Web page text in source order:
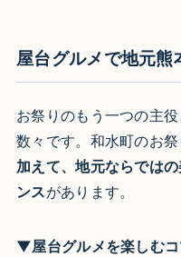
屋台グルメで地元
お祭りのもう一つの主
数々です。和水町のお祭
加えて、地元ならでは
ンスがあります。
▼屋台グルメを楽しむコ